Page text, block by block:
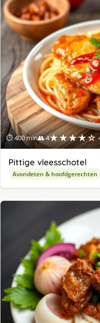
⏱ 400 min👥 4★★★★☆
Pittige vleesschotel
Avondeten & hoofdgerechten